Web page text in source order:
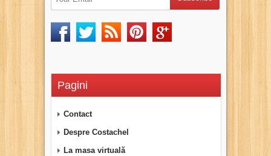
Pagini
Contact
Despre Costachel
La masa virtuală